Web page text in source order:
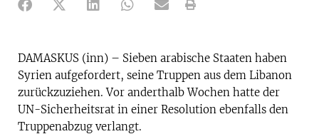
DAMASKUS (inn) – Sieben arabische Staaten haben
Syrien aufgefordert, seine Truppen aus dem Libanon
zurückzuziehen. Vor anderthalb Wochen hatte der
UN-Sicherheitsrat in einer Resolution ebenfalls den
Truppenabzug verlangt.